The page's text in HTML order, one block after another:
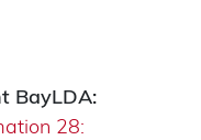
BayLDA:
28: